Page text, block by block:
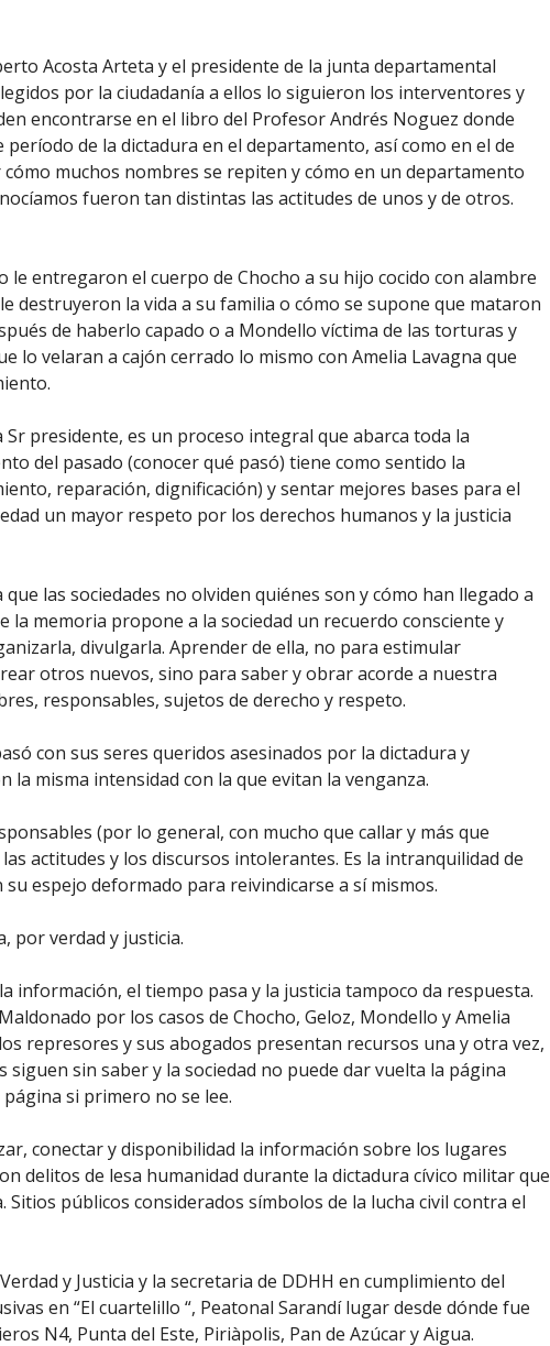
Acosta Arteta y el presidente de la junta departamental
por la ciudadanía a ellos lo siguieron los interventores y
encontrarse en el libro del Profesor Andrés Noguez donde
de la dictadura en el departamento, así como en el de
muchos nombres se repiten y cómo en un departamento
fueron tan distintas las actitudes de unos y de otros.
le entregaron el cuerpo de Chocho a su hijo cocido con alambre
destruyeron la vida a su familia o cómo se supone que mataron
de haberlo capado o a Mondello víctima de las torturas y
lo velaran a cajón cerrado lo mismo con Amelia Lavagna que
presidente, es un proceso integral que abarca toda la
del pasado (conocer qué pasó) tiene como sentido la
reparación, dignificación) y sentar mejores bases para el
un mayor respeto por los derechos humanos y la justicia
las sociedades no olviden quiénes son y cómo han llegado a
la memoria propone a la sociedad un recuerdo consciente y
divulgarla. Aprender de ella, no para estimular
otros nuevos, sino para saber y obrar acorde a nuestra
responsables, sujetos de derecho y respeto.
con sus seres queridos asesinados por la dictadura y
la misma intensidad con la que evitan la venganza.
(por lo general, con mucho que callar y más que
actitudes y los discursos intolerantes. Es la intranquilidad de
espejo deformado para reivindicarse a sí mismos.
por verdad y justicia.
información, el tiempo pasa y la justicia tampoco da respuesta.
por los casos de Chocho, Geloz, Mondello y Amelia
represores y sus abogados presentan recursos una y otra vez,
sin saber y la sociedad no puede dar vuelta la página
si primero no se lee.
conectar y disponibilidad la información sobre los lugares
delitos de lesa humanidad durante la dictadura cívico militar que
públicos considerados símbolos de la lucha civil contra el
y Justicia y la secretaria de DDHH en cumplimiento del
en “El cuartelillo “, Peatonal Sarandí lugar desde dónde fue
N4, Punta del Este, Piriàpolis, Pan de Azúcar y Aigua.